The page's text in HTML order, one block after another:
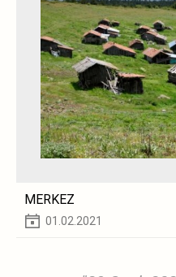
MERKEZ
01.02.2021